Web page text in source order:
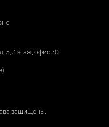
5, 3 этаж, офис 301
защищены.